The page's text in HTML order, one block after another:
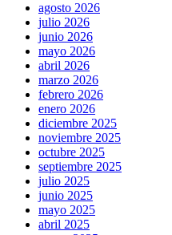
agosto 2026
julio 2026
junio 2026
mayo 2026
abril 2026
marzo 2026
febrero 2026
enero 2026
diciembre 2025
noviembre 2025
octubre 2025
septiembre 2025
julio 2025
junio 2025
mayo 2025
abril 2025